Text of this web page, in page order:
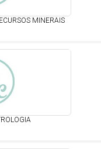
MINERAIS